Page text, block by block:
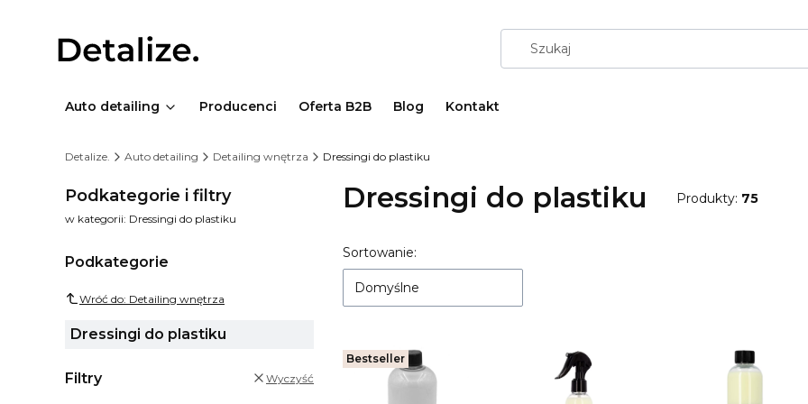
Auto detailing Producenci Oferta B2B Blog Kontakt
Detalize. Auto detailing Detailing wnętrza Dressingi do plastiku
Podkategorie i filtry
w kategorii: Dressingi do plastiku
Podkategorie
Wróć do: Detailing wnętrza
Dressingi do plastiku
Filtry Wyczyść
Dressingi do plastiku Produkty: 75
Lista produktów
Sortowanie:
Domyślne
Bestseller